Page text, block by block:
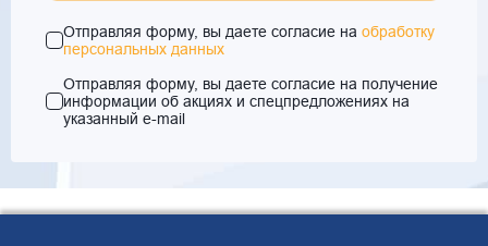
Отправляя форму, вы даете согласие на обработку
персональных данных
Отправляя форму, вы даете согласие на получение
информации об акциях и спецпредложениях на
указанный e-mail